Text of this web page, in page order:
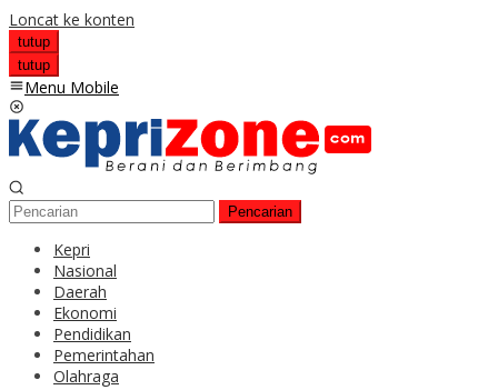
Loncat ke konten
tutup
tutup
Menu Mobile
Pencarian
Kepri
Nasional
Daerah
Ekonomi
Pendidikan
Pemerintahan
Olahraga